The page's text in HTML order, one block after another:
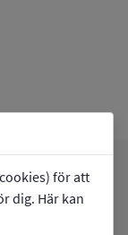
för att
dig. Här kan
favoriterfavorite